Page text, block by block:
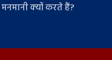
क्यों करते हैं?